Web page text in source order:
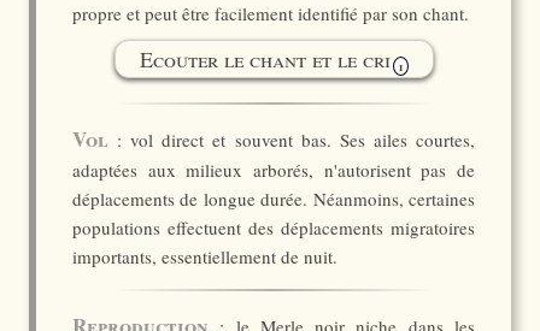
propre et peut être facilement identifié par son chant.
Ecouter le chant et le cri i
Vol : vol direct et souvent bas. Ses ailes courtes,
adaptées aux milieux arborés, n'autorisent pas de
déplacements de longue durée. Néanmoins, certaines
populations effectuent des déplacements migratoires
importants, essentiellement de nuit.